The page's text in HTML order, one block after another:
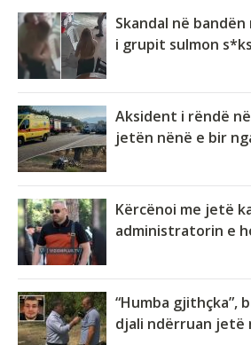
Skandal në
i grupit sulmon
Aksident i rëndë
jetën nënë e bir
Kërcënoi me jetë
administratorin e
“Humba gjithçka”,
djali ndërruan jetë